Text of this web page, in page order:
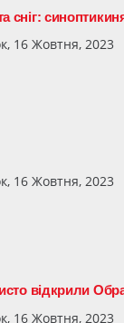
сніг:
16 Жовтня, 2023
16 Жовтня, 2023
відкрили
16 Жовтня, 2023